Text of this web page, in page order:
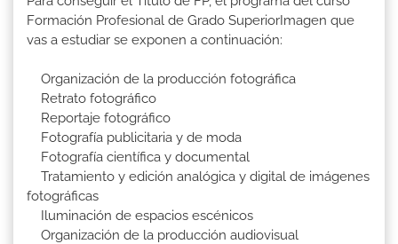
Formación Profesional de Grado SuperiorImagen que
vas a estudiar se exponen a continuación:
Organización de la producción fotográfica
Retrato fotográfico
Reportaje fotográfico
Fotografía publicitaria y de moda
Fotografía científica y documental
Tratamiento y edición analógica y digital de imágenes
fotográficas
Iluminación de espacios escénicos
Organización de la producción audiovisual